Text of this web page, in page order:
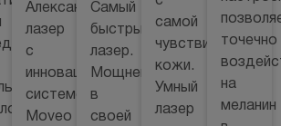
Александритовый
лазер
с
инновационной
системой
Moveo
Самый
быстрый
лазер.
Мощнейший
в
своей
самой
чувствительной
кожи.
Умный
лазер
точечно
на
меланин